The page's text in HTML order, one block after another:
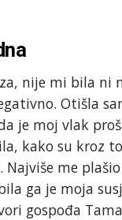
nije mi bila
Otišla
je moj vlak
kako su kroz
Najviše me
ga je moja
gospođa